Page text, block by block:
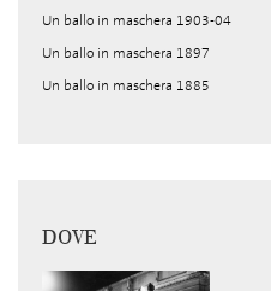
Un ballo in maschera 1903-04
Un ballo in maschera 1897
Un ballo in maschera 1885
DOVE